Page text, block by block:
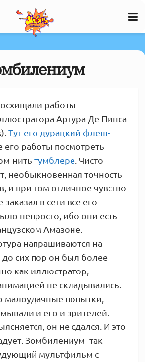
работы
Артура Де Пинса
Тут его дурацкий флеш-
его работы посмотреть
нить тумблере . Чисто
необыкновенная точность
и при том отличное чувство
в сети все его
непросто, ибо они есть
Амазоне.
напрашиваются на
сих пор он был более
как иллюстратор,
не складывались.
малоудачные попытки,
и его и зрителей.
он не сдался. И это
Зомбилениум- так
мультфильм с